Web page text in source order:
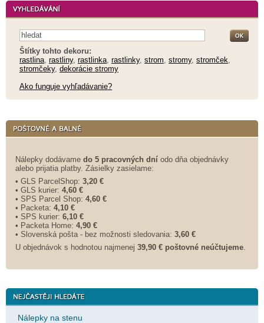
Štítky tohto dekoru:
rastlina rastliny, rastlinka rastlinky, strom stromy, stromček
stromčeky, dekorácie stromy
Ako funguje vyhľadávanie?
Nálepky dodávame do 5 pracovných dní odo dňa objednávky
alebo prijatia platby. Zásielky zasielame:
• GLS ParcelShop: 3,20 €
• GLS kurier: 4,60 €
• SPS Parcel Shop: 4,60 €
• Packeta: 4,10 €
• SPS kurier: 6,10 €
• Packeta Home: 4,90 €
• Slovenská pošta - bez možnosti sledovania: 3,60 €
U objednávok s hodnotou najmenej 39,90 € poštovné neúčtujeme
Nálepky na stenu